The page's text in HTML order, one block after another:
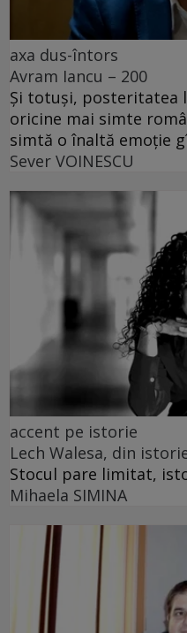
axa dus-întors
Avram Iancu – 200
Și totuși, posteritatea
oricine mai simte
simtă o înaltă emoție
Sever VOINESCU
accent pe istorie
Lech Walesa, din
Stocul pare limitat,
Mihaela SIMINA